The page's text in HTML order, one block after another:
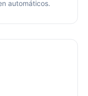
automáticos.